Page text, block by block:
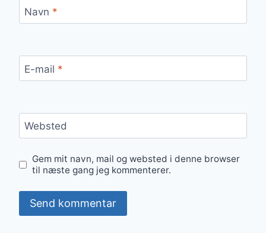
Navn *
E-mail *
Websted
Gem mit navn, mail og websted i denne browser
til næste gang jeg kommenterer.